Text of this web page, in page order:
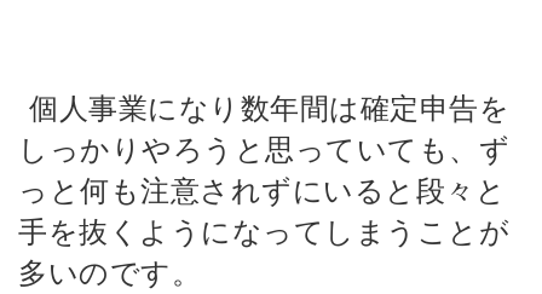
個人事業になり数年間は確定申告を
しっかりやろうと思っていても、ず
っと何も注意されずにいると段々と
手を抜くようになってしまうことが
多いのです。